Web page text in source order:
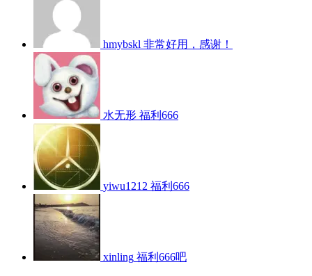
hmybskl 非常好用，感谢！
水无形 福利666
yiwu1212 福利666
xinling 福利666吧